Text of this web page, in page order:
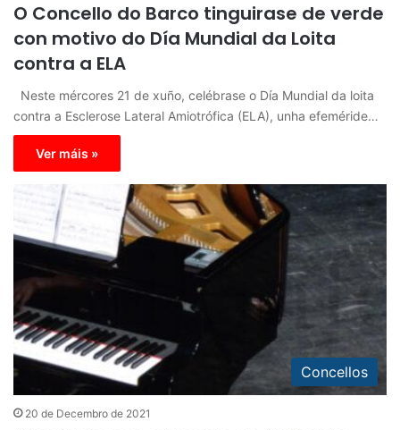
O Concello do Barco tinguirase de verde
con motivo do Día Mundial da Loita
contra a ELA
Neste mércores 21 de xuño, celébrase o Día Mundial da loita
contra a Esclerose Lateral Amiotrófica (ELA), unha efeméride…
Ver máis »
Concellos
20 de Decembro de 2021